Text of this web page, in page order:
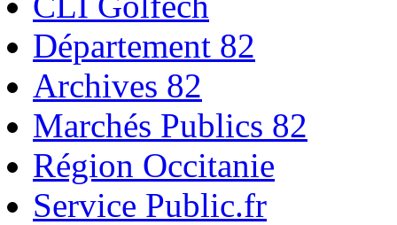
Département 82
Archives 82
Marchés Publics 82
Région Occitanie
Service Public.fr